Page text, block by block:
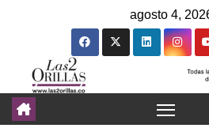
agosto 4,